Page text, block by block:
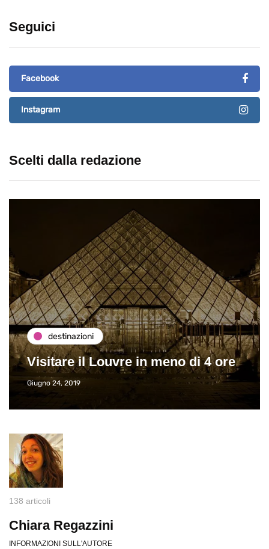
Seguici
Facebook
Instagram
Scelti dalla redazione
destinazioni
Visitare il Louvre in meno di 4 ore
Giugno 24, 2019
138 articoli
Chiara Regazzini
INFORMAZIONI SULL'AUTORE